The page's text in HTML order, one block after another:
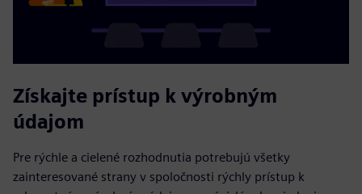
Získajte prístup k výrobným
údajom
Pre rýchle a cielené rozhodnutia potrebujú všetky
zainteresované strany v spoločnosti rýchly prístup k